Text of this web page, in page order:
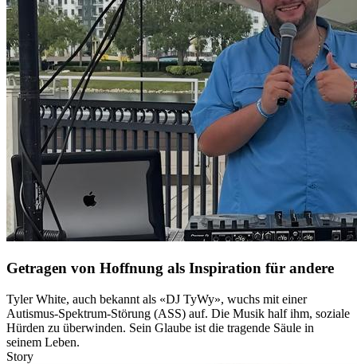
Getragen von Hoffnung als Inspiration für andere
Tyler White, auch bekannt als «DJ TyWy», wuchs mit einer
Autismus-Spektrum-Störung (ASS) auf. Die Musik half ihm, soziale
Hürden zu überwinden. Sein Glaube ist die tragende Säule in
seinem Leben.
Story